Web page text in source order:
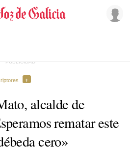
alcalde de
rematar este
cero»